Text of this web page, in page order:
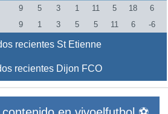
9 5 3 1 11 5 18
6
9 1 3 5 5 11 6 -6
recientes St Etienne
recientes Dijon FCO